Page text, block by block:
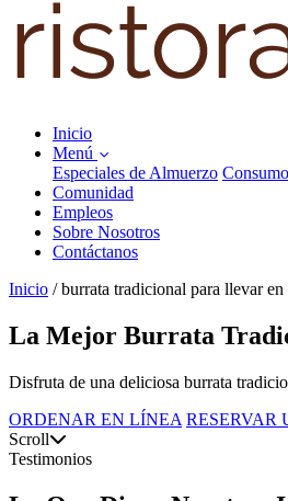
Inicio
Menú
Especiales de Almuerzo
Comunidad
Empleos
Sobre Nosotros
Contáctanos
Inicio / burrata tradicional para llevar
La Mejor Burrata
Disfruta de una deliciosa burrata
ORDENAR EN LÍNEA RESERVAR
Scroll
Testimonios